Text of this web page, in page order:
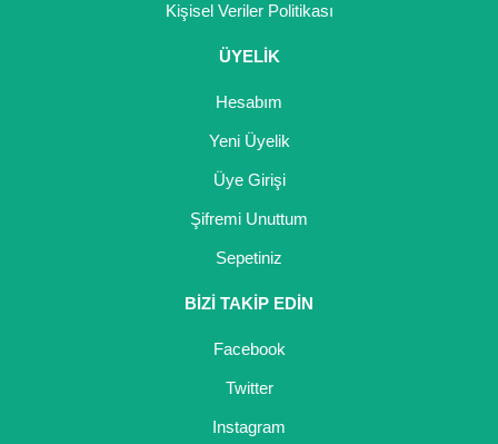
Kişisel Veriler Politikası
ÜYELİK
Hesabım
Yeni Üyelik
Üye Girişi
Şifremi Unuttum
Sepetiniz
BİZİ TAKİP EDİN
Facebook
Twitter
Instagram